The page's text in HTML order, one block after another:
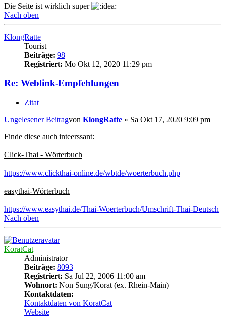
Die Seite ist wirklich super
Nach oben
KlongRatte
Tourist
Beiträge: 98
Registriert: Mo Okt 12, 2020 11:29 pm
Re: Weblink-Empfehlungen
Zitat
Ungelesener Beitragvon KlongRatte » Sa Okt 17, 2020 9:09 pm
Finde diese auch inteerssant:
Click-Thai - Wörterbuch
https://www.clickthai-online.de/wbtde/woerterbuch.php
easythai-Wörterbuch
https://www.easythai.de/Thai-Woerterbuch/Umschrift-Thai-Deutsch
Nach oben
KoratCat
Administrator
Beiträge: 8093
Registriert: Sa Jul 22, 2006 11:00 am
Wohnort: Non Sung/Korat (ex. Rhein-Main)
Kontaktdaten:
Kontaktdaten von KoratCat
Website